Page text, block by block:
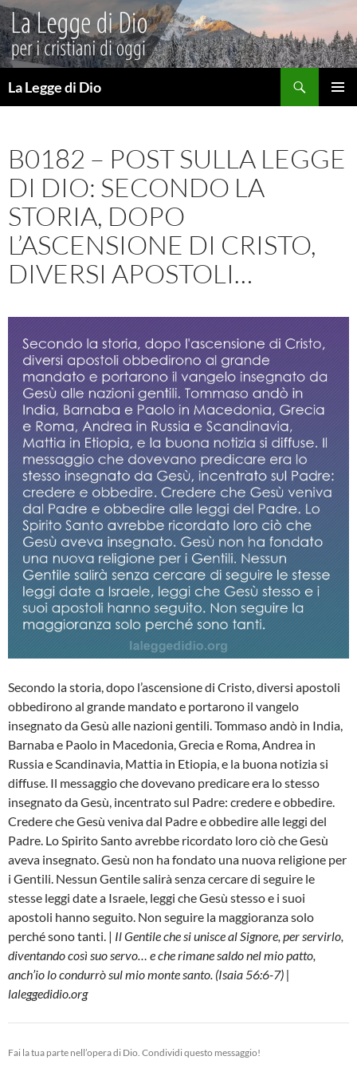
Vai
al
contenuto
La Legge di Dio
B0182 – POST SULLA LEGGE
DI DIO: SECONDO LA
STORIA, DOPO
L’ASCENSIONE DI CRISTO,
DIVERSI APOSTOLI…
Secondo la storia, dopo l’ascensione di Cristo, diversi apostoli
obbedirono al grande mandato e portarono il vangelo
insegnato da Gesù alle nazioni gentili. Tommaso andò in India,
Barnaba e Paolo in Macedonia, Grecia e Roma, Andrea in
Russia e Scandinavia, Mattia in Etiopia, e la buona notizia si
diffuse. Il messaggio che dovevano predicare era lo stesso
insegnato da Gesù, incentrato sul Padre: credere e obbedire.
Credere che Gesù veniva dal Padre e obbedire alle leggi del
Padre. Lo Spirito Santo avrebbe ricordato loro ciò che Gesù
aveva insegnato. Gesù non ha fondato una nuova religione per
i Gentili. Nessun Gentile salirà senza cercare di seguire le
stesse leggi date a Israele, leggi che Gesù stesso e i suoi
apostoli hanno seguito. Non seguire la maggioranza solo
perché sono tanti. | Il Gentile che si unisce al Signore, per servirlo,
diventando così suo servo… e che rimane saldo nel mio patto,
anch’io lo condurrò sul mio monte santo. (Isaia 56:6-7) |
laleggedidio.org
Fai la tua parte nell’opera di Dio. Condividi questo messaggio!